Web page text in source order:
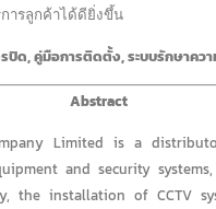
ารลูกค้าได้ดียิ่งขึ้น
ปิด, คู่มือการติดตั้ง, ระบบรักษาคว
Abstract
Limited is a
and security systems,
the installation of CCTV